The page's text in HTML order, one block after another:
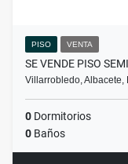
PISO VENTA
SE VENDE PISO
Villarrobledo, Albacete,
0 Dormitorios
0 Baños